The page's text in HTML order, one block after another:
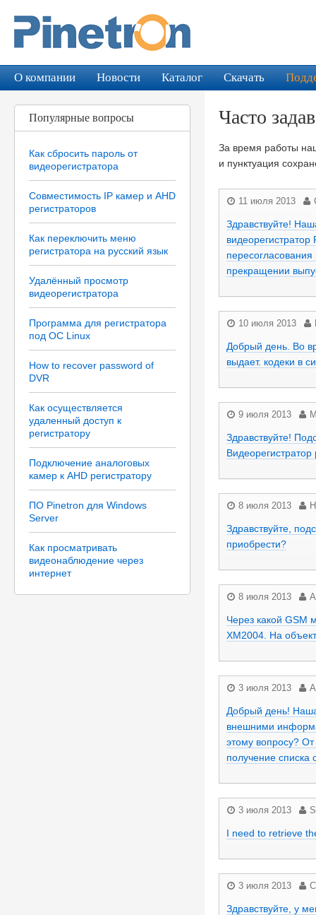
О компании Новости Каталог Скачать
Популярные вопросы
Как сбросить пароль от
видеорегистратора
Совместимость IP камер и AHD
регистраторов
Как переключить меню
регистратора на русский язык
Удалённый просмотр
видеорегистратора
Программа для регистратора
под ОС Linux
How to recover password of
DVR
Как осуществляется
удаленный доступ к
регистратору
Подключение аналоговых
камер к AHD регистратору
ПО Pinetron для Windows
Server
Как просматривать
видеонаблюдение через
интернет
Часто
За время работы
и пунктуация
11 июля 2013
Здравствуйте!
прекращении
10 июля 2013
Добрый день. Во
выдает. кодеки в
9 июля 2013
Здравствуйте!
8 июля 2013
Здравствуйте,
приобрести?
8 июля 2013
Через какой GSM
XM2004. На
3 июля 2013
Добрый день! Наша
внешними
этому вопросу?
получение списка
3 июля 2013
I need to retrieve
3 июля 2013
Здравствуйте, у